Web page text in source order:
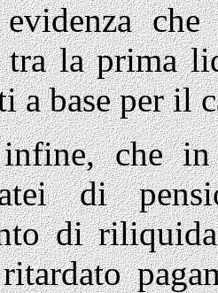
la prima
a base per
che in
di
di